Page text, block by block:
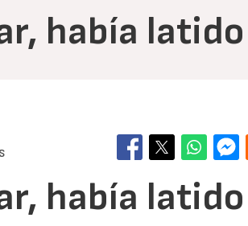
había latido
había latido